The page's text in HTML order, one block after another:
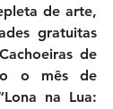
de arte,
gratuitas
de
o mês de
na Lua: